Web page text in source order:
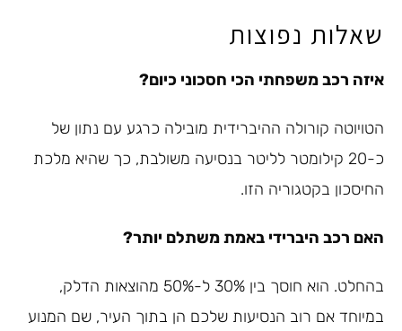
שאלות נפוצות
איזה רכב משפחתי הכי חסכוני כיום?
הטויוטה קורולה ההיברידית מובילה כרגע עם נתון של
כ-20 קילומטר לליטר בנסיעה משולבת, כך שהיא מלכת
החיסכון בקטגוריה הזו.
האם רכב היברידי באמת משתלם יותר?
בהחלט. הוא חוסך בין 30% ל-50% מהוצאות הדלק,
במיוחד אם רוב הנסיעות שלכם הן בתוך העיר, שם המנוע